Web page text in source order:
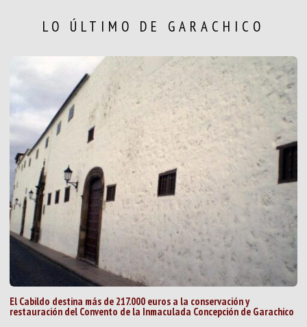
LO ÚLTIMO DE GARACHICO
El Cabildo destina más de 217.000 euros a la conservación y
restauración del Convento de la Inmaculada Concepción de Garachico